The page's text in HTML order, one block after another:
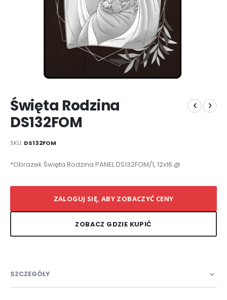
na
początek
galerii
Święta Rodzina
DS132FOM
SKU DS132FOM
Elementy
*Obrazek Święta Rodzina PANEL DS132FOM/1, 12x16 @
ZALOGUJ SIĘ, ABY ZOBACZYĆ CENY
ZOBACZ GDZIE KUPIĆ
SZCZEGÓŁY